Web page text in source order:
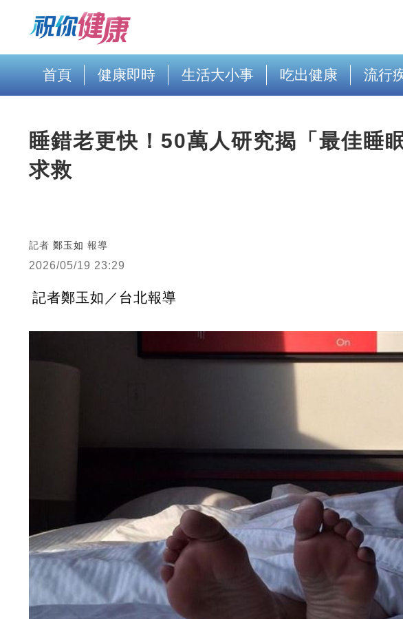
首頁 健康即時 生活大小事 吃出健康 流行
睡錯老更快！50萬人研究揭「最佳
求救
記者 鄭玉如 報導
2026/05/19 23:29
記者鄭玉如／台北報導